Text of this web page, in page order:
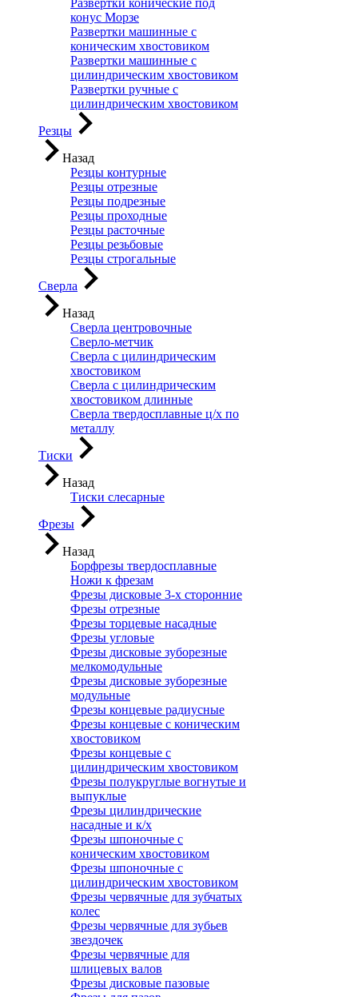
Развертки конические под
конус Морзе
Развертки машинные с
коническим хвостовиком
Развертки машинные с
цилиндрическим хвостовиком
Развертки ручные с
цилиндрическим хвостовиком
Резцы
Назад
Резцы контурные
Резцы отрезные
Резцы подрезные
Резцы проходные
Резцы расточные
Резцы резьбовые
Резцы строгальные
Сверла
Назад
Сверла центровочные
Сверло-метчик
Сверла с цилиндрическим
хвостовиком
Сверла с цилиндрическим
хвостовиком длинные
Сверла твердосплавные ц/х по
металлу
Тиски
Назад
Тиски слесарные
Фрезы
Назад
Борфрезы твердосплавные
Ножи к фрезам
Фрезы дисковые 3-х сторонние
Фрезы отрезные
Фрезы торцевые насадные
Фрезы угловые
Фрезы дисковые зуборезные
мелкомодульные
Фрезы дисковые зуборезные
модульные
Фрезы концевые радиусные
Фрезы концевые с коническим
хвостовиком
Фрезы концевые с
цилиндрическим хвостовиком
Фрезы полукруглые вогнутые и
выпуклые
Фрезы цилиндрические
насадные и к/х
Фрезы шпоночные с
коническим хвостовиком
Фрезы шпоночные с
цилиндрическим хвостовиком
Фрезы червячные для зубчатых
колес
Фрезы червячные для зубьев
звездочек
Фрезы червячные для
шлицевых валов
Фрезы дисковые пазовые